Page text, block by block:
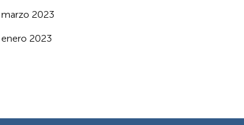
marzo 2023
enero 2023